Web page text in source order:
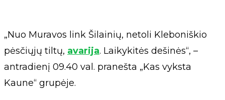
„Nuo Muravos link Šilainių, netoli Kleboniškio
pėsčiųjų tiltų, avarija. Laikykitės dešinės“, –
antradienį 09.40 val. pranešta „Kas vyksta
Kaune“ grupėje.